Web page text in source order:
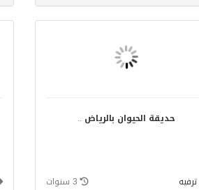
حديقة الحيوان بالرياض ..
ترفيه 3 سنوات